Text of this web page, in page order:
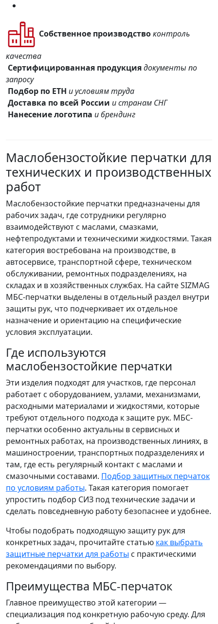
Собственное производствоконтроль
качества
Сертифицированная продукциядокументы по
запросу
Подбор по ЕТН и условиям труда
Доставка по всей России и странам СНГ
Нанесение логотипа и брендинг
Маслобензостойкие перчатки для
технических и производственных
работ
Маслобензостойкие перчатки предназначены для
рабочих задач, где сотрудники регулярно
взаимодействуют с маслами, смазками,
нефтепродуктами и техническими жидкостями. Такая
категория востребована на производстве, в
автосервисе, транспортной сфере, техническом
обслуживании, ремонтных подразделениях, на
складах и в хозяйственных службах. На сайте SIZMAG
МБС-перчатки выделены в отдельный раздел внутри
защиты рук, что подчеркивает их отдельное
назначение и ориентацию на специфические
условия эксплуатации.
Где используются
маслобензостойкие перчатки
Эти изделия подходят для участков, где персонал
работает с оборудованием, узлами, механизмами,
расходными материалами и жидкостями, которые
требуют отдельного подхода к защите рук. МБС-
перчатки особенно актуальны в сервисных и
ремонтных работах, на производственных линиях, в
машиностроении, транспортных подразделениях и
там, где есть регулярный контакт с маслами и
смазочными составами. Подбор защитных перчаток
по условиям работы. Такая категория помогает
упростить подбор СИЗ под технические задачи и
сделать повседневную работу безопаснее и удобнее.
Чтобы подобрать подходящую защиту рук для
конкретных задач, прочитайте статью как выбрать
защитные перчатки для работы с практическими
рекомендациями по выбору.
Преимущества МБС-перчаток
Главное преимущество этой категории —
специализация под конкретную рабочую среду. Для